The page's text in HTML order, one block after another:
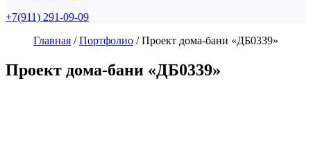
+7(911) 291-09-09
Главная /Портфолио /Проект дома-бани «ДБ0339»
Проект дома-бани «ДБ0339»